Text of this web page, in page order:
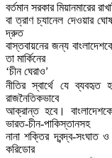
বর্তমান সরকার মিয়ানমারের
বা ত্রাণ চ্যানেল দেওয়ার
দ্রুত
বাস্তবায়নের জন্য
তা মার্কিনের
‘চীন ঘেরাও’
নীতির স্বার্থে যে ব্যবহৃত
রাজনৈতিকভাবে
আক্রান্ত হবে।
ভারত-চীন-পাকিস্তানসহ
নানা শক্তির দ্বন্দ্ব-সংঘাত
করিডোর